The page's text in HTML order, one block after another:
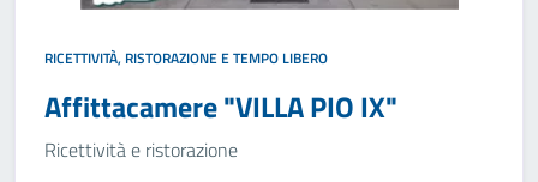
RICETTIVITÀ, RISTORAZIONE E TEMPO LIBERO
Affittacamere "VILLA PIO IX"
Ricettività e ristorazione